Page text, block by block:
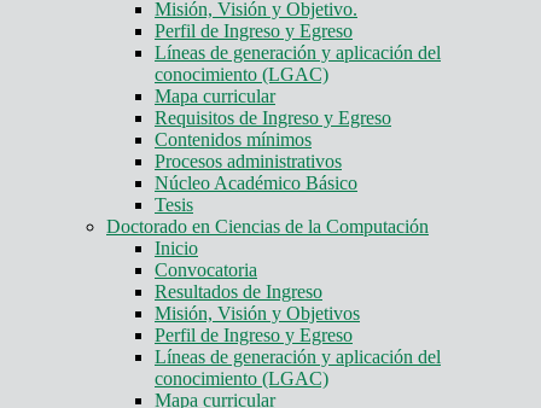
Misión, Visión y Objetivo.
Perfil de Ingreso y Egreso
Líneas de generación y aplicación del
conocimiento (LGAC)
Mapa curricular
Requisitos de Ingreso y Egreso
Contenidos mínimos
Procesos administrativos
Núcleo Académico Básico
Tesis
Doctorado en Ciencias de la Computación
Inicio
Convocatoria
Resultados de Ingreso
Misión, Visión y Objetivos
Perfil de Ingreso y Egreso
Líneas de generación y aplicación del
conocimiento (LGAC)
Mapa curricular